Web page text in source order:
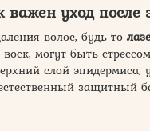
важен уход после
волос, будь то
могут быть
слой эпидермиса,
защитный